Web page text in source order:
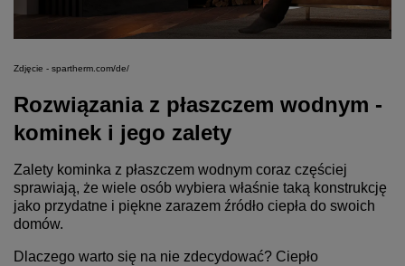
Zdjęcie - spartherm.com/de/
Rozwiązania z płaszczem wodnym -
kominek i jego zalety
Zalety kominka z płaszczem wodnym coraz częściej
sprawiają, że wiele osób wybiera właśnie taką konstrukcję
jako przydatne i piękne zarazem źródło ciepła do swoich
domów.
Dlaczego warto się na nie zdecydować? Ciepło